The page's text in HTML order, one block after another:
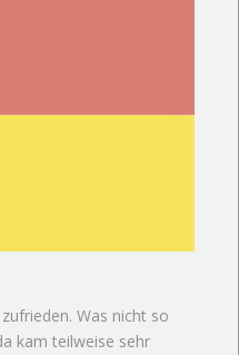
Was nicht so
kam teilweise sehr